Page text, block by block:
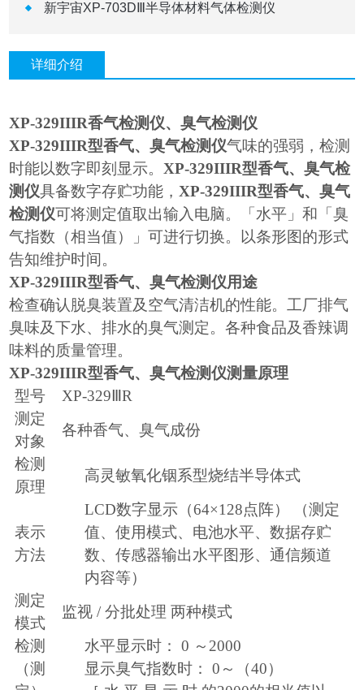
新宇宙XP-703DⅢ半导体材料气体检测仪
详细介绍
XP-329IIIR香气检测仪、臭气检测仪
XP-329IIIR型香气、臭气检测仪气味的强弱，检测
时能以数字即刻显示。XP-329IIIR型香气、臭气检
测仪具备数字存贮功能，XP-329IIIR型香气、臭气
检测仪可将测定值取出输入电脑。「水平」和「臭
气指数（相当值）」可进行切换。以条形图的形式
告知维护时间。
XP-329IIIR型香气、臭气检测仪用途
检查确认脱臭装置及空气清洁机的性能。工厂排气
臭味及下水、排水的臭气测定。各种食品及香辣调
味料的质量管理。
XP-329IIIR型香气、臭气检测仪测量原理
型号
XP-329 ⅢR
测定
对象
各种香气、臭气成份
检测
原理
高灵敏氧化铟系型烧结半导体式
表示
方法
LCD数字显示（64×128点阵） （测定
值、使用模式、电池水平、数据存贮
数、传感器输出水平图形、通信频道
内容等）
测定
模式
监视/分批处理 两种模式
检测
（测
水平显示时： 0 ～ 2000
显示臭气指数时： 0 ～（40）